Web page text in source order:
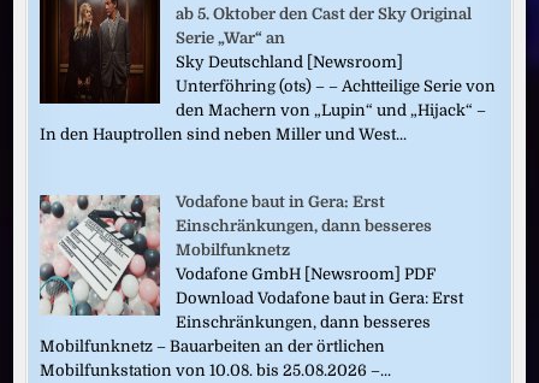
ab 5. Oktober den Cast der Sky Original
Serie „War“ an
Sky Deutschland [Newsroom]
Unterföhring (ots) – – Achtteilige Serie von
den Machern von „Lupin“ und „Hijack“ –
In den Hauptrollen sind neben Miller und West...
Vodafone baut in Gera: Erst
Einschränkungen, dann besseres
Mobilfunknetz
Vodafone GmbH [Newsroom] PDF
Download Vodafone baut in Gera: Erst
Einschränkungen, dann besseres
Mobilfunknetz – Bauarbeiten an der örtlichen
Mobilfunkstation von 10.08. bis 25.08.2026 –...